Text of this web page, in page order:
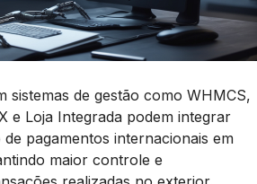
sistemas de gestão como WHMCS,
e Loja Integrada podem integrar
pagamentos internacionais em
maior controle e